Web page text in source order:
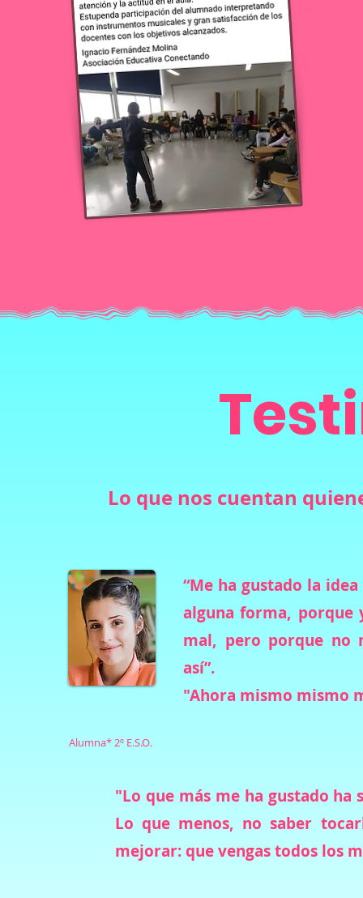
Lo que nos cuentan
“Me ha gustado la
alguna forma,
mal, pero porque no
así”.
"Ahora mismo mismo
Alumna* 2º E.S.O.
"Lo que más me ha gustado
Lo que menos, no saber
mejorar: que vengas todos los